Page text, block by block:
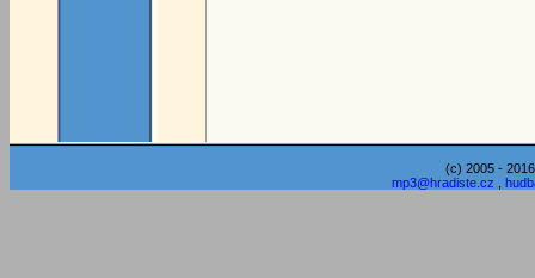
(c) 2005 -
mp3@hradiste.cz